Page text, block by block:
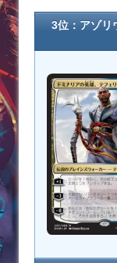
3位：アゾリ